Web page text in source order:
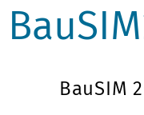
BauSIM